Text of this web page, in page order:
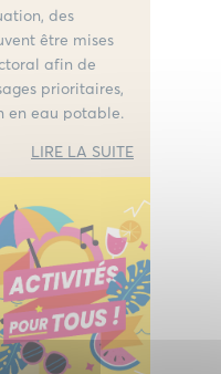
des
être mises
afin de
prioritaires,
en eau potable.
LIRE LA SUITE